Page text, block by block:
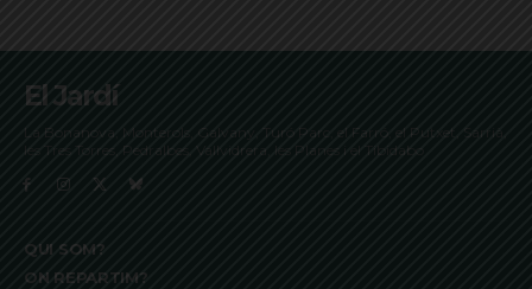
El Jardí
La Bonanova, Monterols, Galvany, Turó Parc, el Farró, el Putxet, Sarrià,
les Tres Torres, Pedralbes, Vallvidrera, les Planes i el Tibidabo
QUI SOM?
ON REPARTIM?